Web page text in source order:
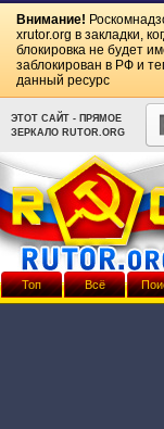
Внимание!
xrutor.org в закладки,
блокировка не будет
заблокирован в РФ и
данный ресурс
ЭТОТ САЙТ - ПРЯМОЕ
ЗЕРКАЛО RUTOR.ORG